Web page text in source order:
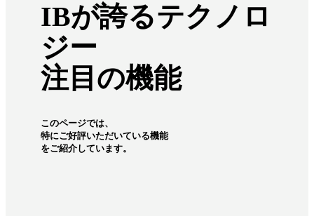
IBが誇るテクノロ
ジー
注目の機能
このページでは、
特にご好評いただいている機能
をご紹介しています。